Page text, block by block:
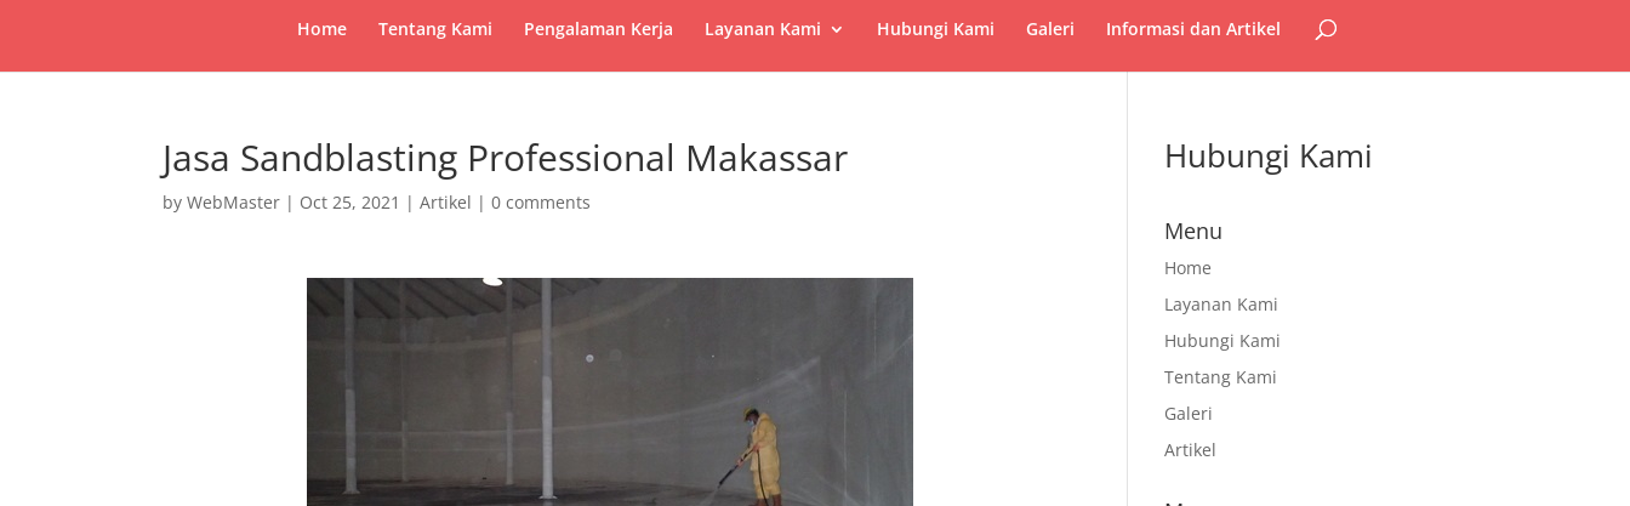
Home Tentang Kami Pengalaman Kerja Layanan Kami Hubungi Kami Galeri Informasi dan Artikel
Jasa Sandblasting Professional Makassar
byWebMaster | Oct 25, 2021 |Artikel |0 comments
Hubungi Kami
Menu
Home
Layanan Kami
Hubungi Kami
Tentang Kami
Galeri
Artikel